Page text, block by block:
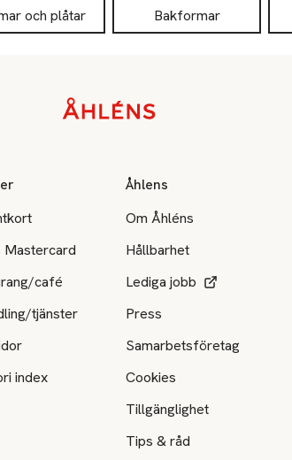
och plåtar Bakformar
Mastercard
café
tjänster
index
Åhlens
Om Åhléns
Hållbarhet
Lediga jobb
Press
Samarbetsföretag
Cookies
Tillgänglighet
Tips & råd